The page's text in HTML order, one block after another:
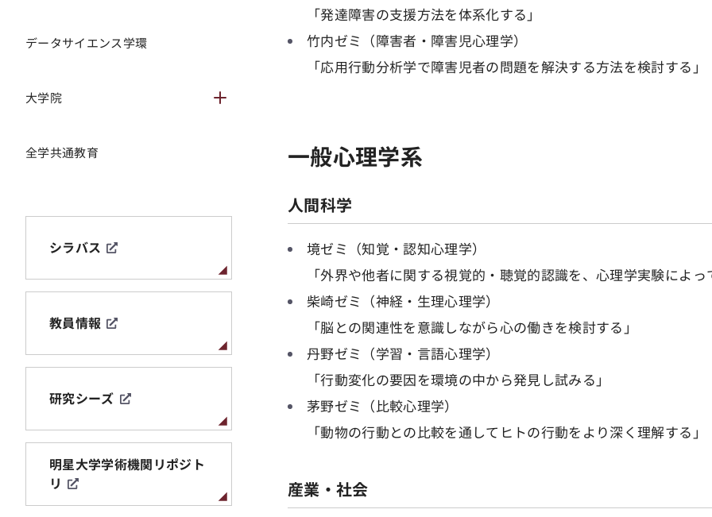
「発達障害の支援方法を体系化する」
竹内ゼミ（障害者・障害児心理学）
「応用行動分析学で障害児者の問題を解決する方法を検討する」
一般心理学系
人間科学
境ゼミ（知覚・認知心理学）
「外界や他者に関する視覚的・聴覚的認識を、心理学実験によっ
柴崎ゼミ（神経・生理心理学）
「脳との関連性を意識しながら心の働きを検討する」
丹野ゼミ（学習・言語心理学）
「行動変化の要因を環境の中から発見し試みる」
茅野ゼミ（比較心理学）
「動物の行動との比較を通してヒトの行動をより深く理解する」
産業・社会
データサイエンス学環
大学院
サブメニュー開閉
全学共通教育
シラバス
教員情報
研究シーズ
明星大学学術機関リポジト
リ